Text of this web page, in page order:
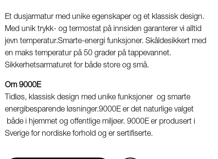
Et dusjarmatur med unike egenskaper og et klassisk design.
Med unik trykk- og termostat på innsiden garanterer vi alltid
jevn temperatur.Smarte-energi funksjoner. Skåldesikkert med
en maks temperatur på 50 grader på tappevannet.
Sikkerhetsarmaturet for både store og små.
Om 9000E
Tidløs, klassisk design med unike funksjoner og smarte
energibesparende løsninger.9000E er det naturlige valget
både i hjemmet og offentlige miljøer. 9000E er produsert i
Sverige for nordiske forhold og er sertifiserte.